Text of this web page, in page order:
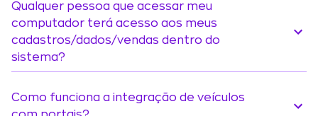
Qualquer pessoa que acessar meu
computador terá acesso aos meus
cadastros/dados/vendas dentro do
sistema?
Como funciona a integração de veículos